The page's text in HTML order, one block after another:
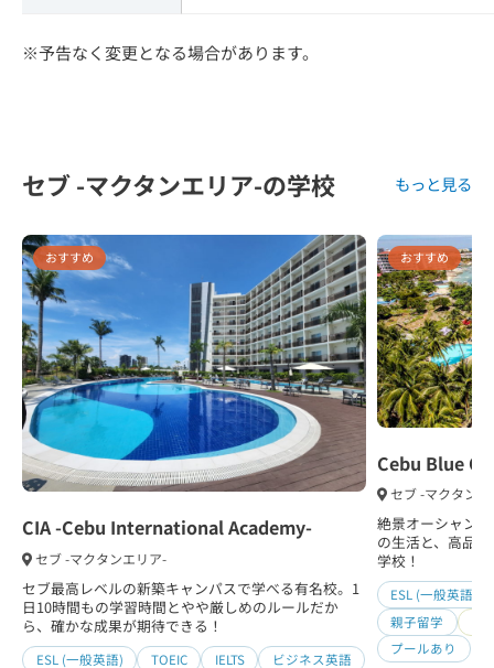
※予告なく変更となる場合があります。
セブ -マクタンエリア-の学校 もっと見る
おすすめ
CIA -Cebu International Academy-
セブ -マクタンエリア-
セブ最高レベルの新築キャンパスで学べる有名校。1
日10時間もの学習時間とやや厳しめのルールだか
ら、確かな成果が期待できる！
ESL (一般英語) TOEIC IELTS ビジネス英語
おすすめ
Cebu Blue
セブ -マクタンエ
絶景オーシャン
の生活と、高品
学校！
ESL (一般英語)
親子留学
プールあり